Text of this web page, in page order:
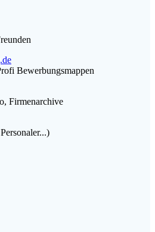
Bewerbungsmappen
Firmenarchive